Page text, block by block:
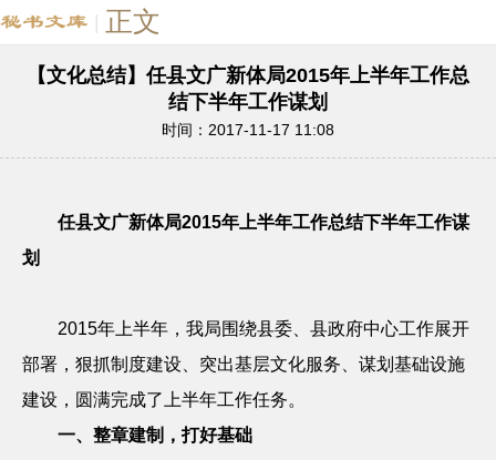
正文
【文化总结】任县文广新体局2015年上半年工作总
结下半年工作谋划
时间：2017-11-17 11:08
任县文广新体局2015年上半年工作总结下半年工作谋
划
2015年上半年，我局围绕县委、县政府中心工作展开
部署，狠抓制度建设、突出基层文化服务、谋划基础设施
建设，圆满完成了上半年工作任务。
一、整章建制，打好基础